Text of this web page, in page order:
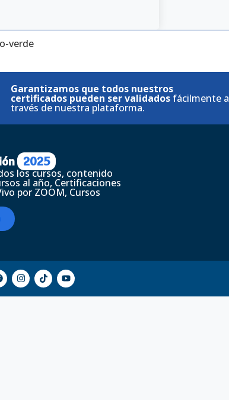
Garantizamos que todos nuestros
certificados pueden ser validados fácilmente a
través de nuestra plataforma.
2025
los cursos, contenido
al año, Certificaciones
por ZOOM, Cursos